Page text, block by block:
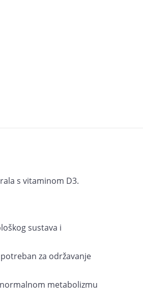
s vitaminom D3.
sustava i
za održavanje
metabolizmu